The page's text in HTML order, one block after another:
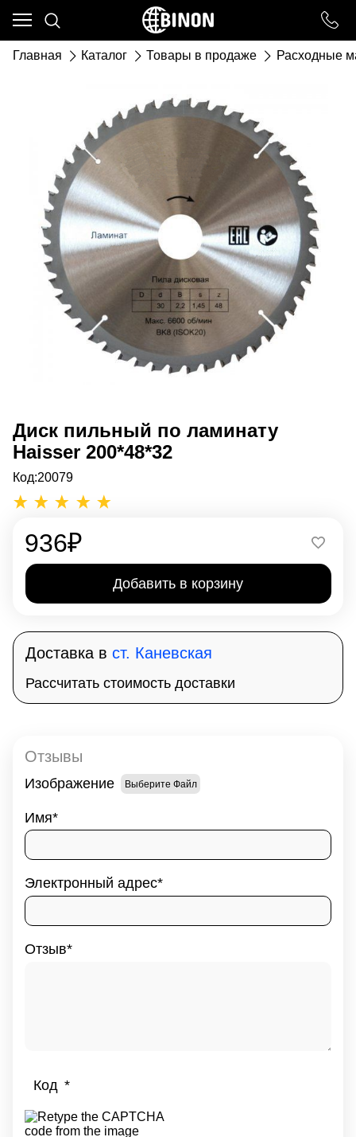
Главная Каталог Товары в продаже Расходные
Диск пильный по ламинату
Haisser 200*48*32
Код:20079
936₽
Добавить в корзину
Доставка в ст. Каневская
Рассчитать стоимость доставки
Отзывы
Изображение Выберите Файл
Имя
Электронный адрес
Отзыв
Код
Ваш город - ст. Каневская,
угадали?
ДА НЕТ